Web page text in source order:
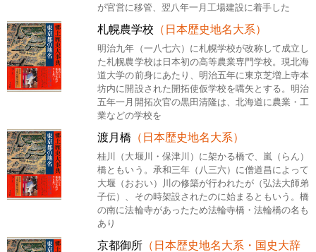
が官営に移管、翌八年一月工場建設に着手した
札幌農学校 （日本歴史地名大系）
明治九年（一八七六）に札幌学校が改称して成立し
た札幌農学校は日本初の高等農業専門学校。現北海
道大学の前身にあたり、明治五年に東京芝増上寺本
坊内に開設された開拓使仮学校を嚆矢とする。明治
五年一月開拓次官の黒田清隆は、北海道に農業・工
業などの学校を
渡月橋 （日本歴史地名大系）
桂川（大堰川・保津川）に架かる橋で、嵐（らん）
橋ともいう。承和三年（八三六）に僧道昌によって
大堰（おおい）川の修築が行われたが（弘法大師弟
子伝）、その時架設されたのに始まるともいう。橋
の南に法輪寺があったため法輪寺橋・法輪橋の名も
あり
京都御所 （日本歴史地名大系・国史大辞